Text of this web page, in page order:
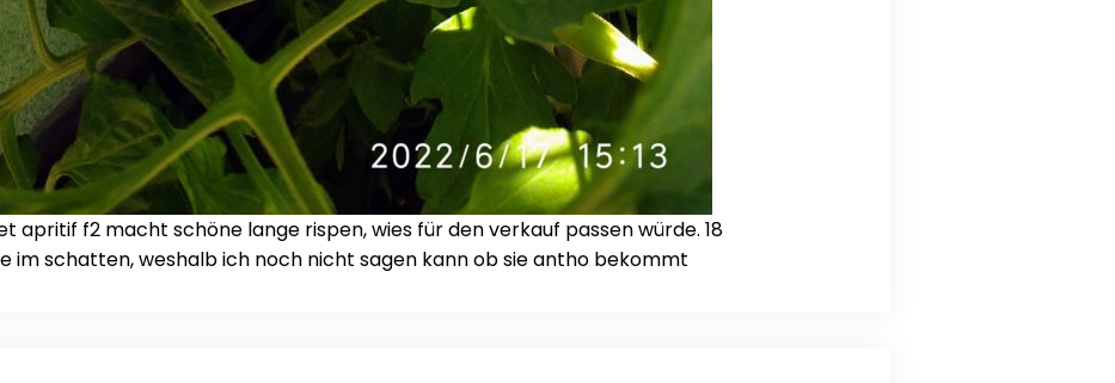
apritif f2 macht schöne lange rispen, wies für den verkauf passen würde. 18
im schatten, weshalb ich noch nicht sagen kann ob sie antho bekommt